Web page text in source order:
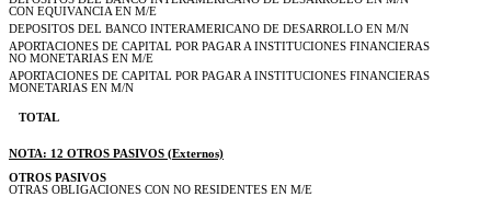
CON EQUIVANCIA EN M/E
DEPOSITOS DEL BANCO INTERAMERICANO DE DESARROLLO EN M/N
APORTACIONES DE CAPITAL POR PAGAR A INSTITUCIONES FINANCIERAS
NO MONETARIAS EN M/E
APORTACIONES DE CAPITAL POR PAGAR A INSTITUCIONES FINANCIERAS
MONETARIAS EN M/N
TOTAL
NOTA: 12 OTROS PASIVOS (Externos)
OTROS PASIVOS
OTRAS OBLIGACIONES CON NO RESIDENTES EN M/E